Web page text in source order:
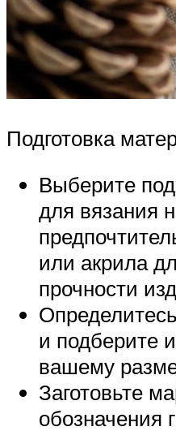
Подготовка
Выберите
для вязания
или акрила
прочности
и подберите
вашему
Заготовьте
обозначения